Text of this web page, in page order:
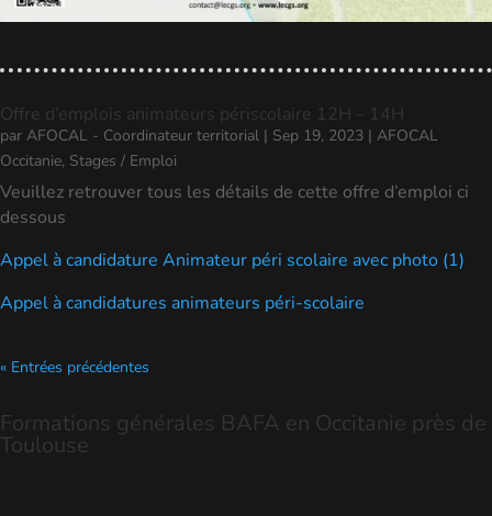
Offre d’emplois animateurs périscolaire 12H – 14H
par AFOCAL - Coordinateur territorial | Sep 19, 2023 | AFOCAL
Occitanie, Stages / Emploi
Veuillez retrouver tous les détails de cette offre d’emploi ci
dessous
Appel à candidature Animateur péri scolaire avec photo (1)
Appel à candidatures animateurs péri-scolaire
« Entrées précédentes
Formations générales BAFA en Occitanie près de
Toulouse